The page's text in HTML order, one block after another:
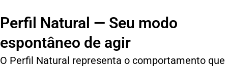
Perfil Natural — Seu modo
espontâneo de agir
O Perfil Natural representa o comportamento que